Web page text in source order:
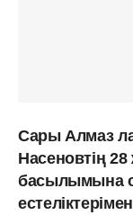
Сары Алмаз
Насеновтің
басылымына